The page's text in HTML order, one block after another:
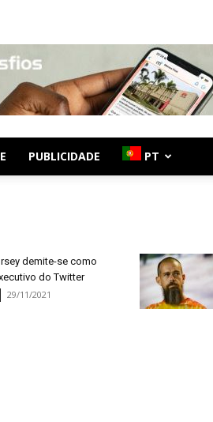
PUBLICIDADE PT
demite-se como
do Twitter
29/11/2021